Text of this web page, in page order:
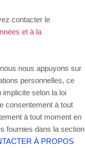
contacter le
et à la
nous appuyons sur
personnelles, ce
selon la loi
consentement à tout
à tout moment en
fournies dans la section
À PROPOS